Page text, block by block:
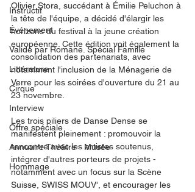
Instructif
Événement
Validé par Romane. Spécial Famille
Littérature
Cirque
Interview
Offre spéciale
Annuaire Théâtre - Musée
Hommage
Olivier Stora, succédant à Émilie Peluchon à
la tête de l'équipe, a décidé d'élargir les
horizons du festival à la jeune création
européenne. Cette édition voit également la
consolidation des partenariats, avec
notamment l'inclusion de la Ménagerie de
Verre pour les soirées d'ouverture du 21 au
23 novembre.
Les trois piliers de Danse Dense se
manifestent pleinement : promouvoir la
rencontre avec les artistes soutenus,
intégrer d'autres porteurs de projets -
notamment avec un focus sur la Scène
Suisse, SWISS MOUV', et encourager les